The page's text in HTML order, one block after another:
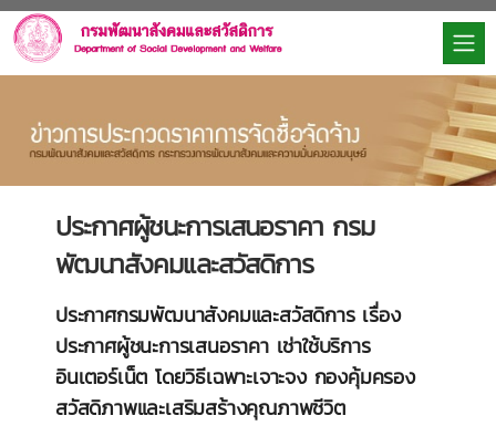
ประกาศผู้ชนะการเสนอราคา กรม
พัฒนาสังคมและสวัสดิการ
ประกาศกรมพัฒนาสังคมและสวัสดิการ เรื่อง
ประกาศผู้ชนะการเสนอราคา เช่าใช้บริการ
อินเตอร์เน็ต โดยวิธีเฉพาะเจาะจง กองคุ้มครอง
สวัสดิภาพและเสริมสร้างคุณภาพชีวิต